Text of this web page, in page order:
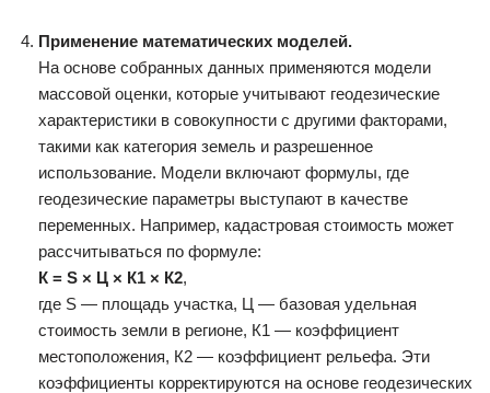
Применение математических моделей.
На основе собранных данных применяются модели
массовой оценки, которые учитывают геодезические
характеристики в совокупности с другими факторами,
такими как категория земель и разрешенное
использование. Модели включают формулы, где
геодезические параметры выступают в качестве
переменных. Например, кадастровая стоимость может
рассчитываться по формуле:
К = S × Ц × К1 × К2,
где S — площадь участка, Ц — базовая удельная
стоимость земли в регионе, К1 — коэффициент
местоположения, К2 — коэффициент рельефа. Эти
коэффициенты корректируются на основе геодезических